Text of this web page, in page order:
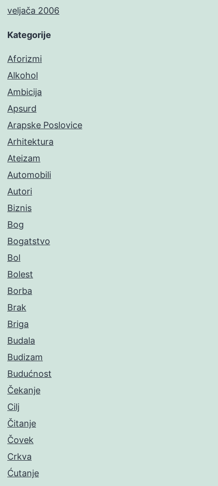
veljača 2006
Kategorije
Aforizmi
Alkohol
Ambicija
Apsurd
Arapske Poslovice
Arhitektura
Ateizam
Automobili
Autori
Biznis
Bog
Bogatstvo
Bol
Bolest
Borba
Brak
Briga
Budala
Budizam
Budućnost
Čekanje
Cilj
Čitanje
Čovek
Crkva
Ćutanje